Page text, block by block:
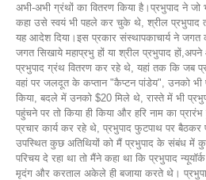
अभी-अभी ग्रंथों का वितरण किया है।प्रभुपाद ने
कहा उसे स्वयं भी पहले कर चुके थे, श्रील प्रभुपाद
यह आदेश दिया।इस प्रकार संस्थापकाचार्य ने
जगत सिखाये महाप्रभु हों या श्रील प्रभुपाद
प्रभुपाद ग्रंथ वितरण कर रहे थे, यहां तक कि जब
वहां पर जलदूत के कप्तान "कैप्टन पांडेय", उनको भी
किया, बदले में उनको $20 मिले थे, रास्ते में भी
पहुंचने पर तो किया ही किया और हरि नाम का
प्रचार कार्य कर रहे थे, प्रभुपाद फुटपाथ पर
उपस्थित कुछ अतिथियों को मैं प्रभुपाद के संबंध में
परिचय दे रहा था तो मैंने कहा था कि प्रभुपाद
मृदंग और करताल अकेले ही बजाया करते थे।